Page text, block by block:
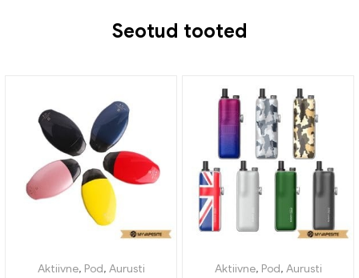
Seotud tooted
Aktiivne, Pod, Aurusti
Aktiivne, Pod, Aurusti